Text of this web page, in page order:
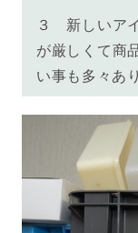
３ 新しいア
が厳しくて商
い事も多々あ